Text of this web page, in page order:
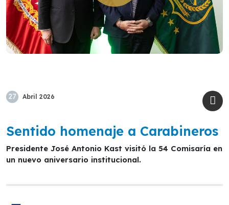
27 Abril 2026
Sentido homenaje a Carabineros
Presidente José Antonio Kast visitó la 54 Comisaría en
un nuevo aniversario institucional.